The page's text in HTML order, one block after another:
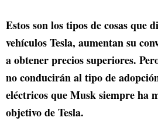
Estos son los tipos de cosas que
vehículos Tesla, aumentan su
a obtener precios superiores.
no conducirán al tipo de
eléctricos que Musk siempre ha
objetivo de Tesla.